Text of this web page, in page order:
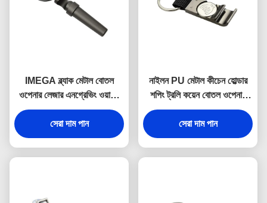
IMEGA ব্ল্যাক মেটাল বোতল
ওপেনার লেজার এনগ্রেভিং ওয়াইন
কর্কস্ক্রু কীচেন
সেরা দাম পান
নাইলন PU মেটাল কীচেন হোল্ডার
শপিং ট্রলি কয়েন বোতল ওপেনার
কীরিং
সেরা দাম পান